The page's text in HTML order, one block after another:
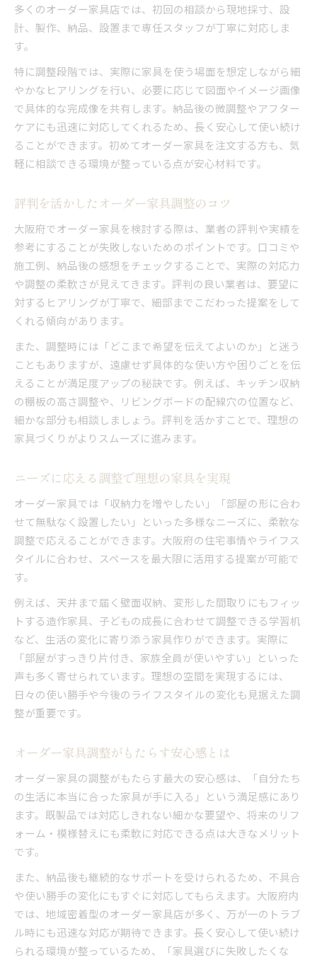
多くのオーダー家具店では、初回の相談から現地採寸、設
計、製作、納品、設置まで専任スタッフが丁寧に対応しま
す。
特に調整段階では、実際に家具を使う場面を想定しながら細
やかなヒアリングを行い、必要に応じて図面やイメージ画像
で具体的な完成像を共有します。納品後の微調整やアフター
ケアにも迅速に対応してくれるため、長く安心して使い続け
ることができます。初めてオーダー家具を注文する方も、気
軽に相談できる環境が整っている点が安心材料です。
評判を活かしたオーダー家具調整のコツ
大阪府でオーダー家具を検討する際は、業者の評判や実績を
参考にすることが失敗しないためのポイントです。口コミや
施工例、納品後の感想をチェックすることで、実際の対応力
や調整の柔軟さが見えてきます。評判の良い業者は、要望に
対するヒアリングが丁寧で、細部までこだわった提案をして
くれる傾向があります。
また、調整時には「どこまで希望を伝えてよいのか」と迷う
こともありますが、遠慮せず具体的な使い方や困りごとを伝
えることが満足度アップの秘訣です。例えば、キッチン収納
の棚板の高さ調整や、リビングボードの配線穴の位置など、
細かな部分も相談しましょう。評判を活かすことで、理想の
家具づくりがよりスムーズに進みます。
ニーズに応える調整で理想の家具を実現
オーダー家具では「収納力を増やしたい」「部屋の形に合わ
せて無駄なく設置したい」といった多様なニーズに、柔軟な
調整で応えることができます。大阪府の住宅事情やライフス
タイルに合わせ、スペースを最大限に活用する提案が可能で
す。
例えば、天井まで届く壁面収納、変形した間取りにもフィッ
トする造作家具、子どもの成長に合わせて調整できる学習机
など、生活の変化に寄り添う家具作りができます。実際に
「部屋がすっきり片付き、家族全員が使いやすい」といった
声も多く寄せられています。理想の空間を実現するには、
日々の使い勝手や今後のライフスタイルの変化も見据えた調
整が重要です。
オーダー家具調整がもたらす安心感とは
オーダー家具の調整がもたらす最大の安心感は、「自分たち
の生活に本当に合った家具が手に入る」という満足感にあり
ます。既製品では対応しきれない細かな要望や、将来のリフ
ォーム・模様替えにも柔軟に対応できる点は大きなメリット
です。
また、納品後も継続的なサポートを受けられるため、不具合
や使い勝手の変化にもすぐに対応してもらえます。大阪府内
では、地域密着型のオーダー家具店が多く、万が一のトラブ
ル時にも迅速な対応が期待できます。長く安心して使い続け
られる環境が整っているため、「家具選びに失敗したくな